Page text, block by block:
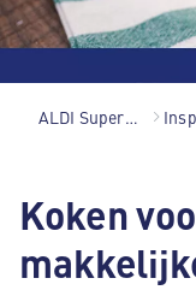
ALDI Supermarkten
Koken